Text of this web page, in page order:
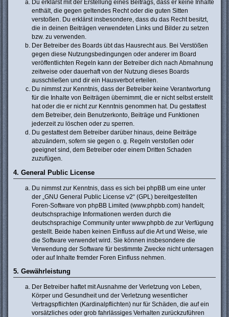
Du erklärst mit der Erstellung eines Beitrags, dass er keine Inhalte
enthält, die gegen geltendes Recht oder die guten Sitten
verstoßen. Du erklärst insbesondere, dass du das Recht besitzt,
die in deinen Beiträgen verwendeten Links und Bilder zu setzen
bzw. zu verwenden.
Der Betreiber des Boards übt das Hausrecht aus. Bei Verstößen
gegen diese Nutzungsbedingungen oder anderer im Board
veröffentlichten Regeln kann der Betreiber dich nach Abmahnung
zeitweise oder dauerhaft von der Nutzung dieses Boards
ausschließen und dir ein Hausverbot erteilen.
Du nimmst zur Kenntnis, dass der Betreiber keine Verantwortung
für die Inhalte von Beiträgen übernimmt, die er nicht selbst erstellt
hat oder die er nicht zur Kenntnis genommen hat. Du gestattest
dem Betreiber, dein Benutzerkonto, Beiträge und Funktionen
jederzeit zu löschen oder zu sperren.
Du gestattest dem Betreiber darüber hinaus, deine Beiträge
abzuändern, sofern sie gegen o. g. Regeln verstoßen oder
geeignet sind, dem Betreiber oder einem Dritten Schaden
zuzufügen.
4. General Public License
Du nimmst zur Kenntnis, dass es sich bei phpBB um eine unter
der „ GNU General Public License v2“ (GPL) bereitgestellten
Foren-Software von phpBB Limited (www.phpbb.com) handelt;
deutschsprachige Informationen werden durch die
deutschsprachige Community unter www.phpbb.de zur Verfügung
gestellt. Beide haben keinen Einfluss auf die Art und Weise, wie
die Software verwendet wird. Sie können insbesondere die
Verwendung der Software für bestimmte Zwecke nicht untersagen
oder auf Inhalte fremder Foren Einfluss nehmen.
5. Gewährleistung
Der Betreiber haftet mit Ausnahme der Verletzung von Leben,
Körper und Gesundheit und der Verletzung wesentlicher
Vertragspflichten (Kardinalpflichten) nur für Schäden, die auf ein
vorsätzliches oder grob fahrlässiges Verhalten zurückzuführen